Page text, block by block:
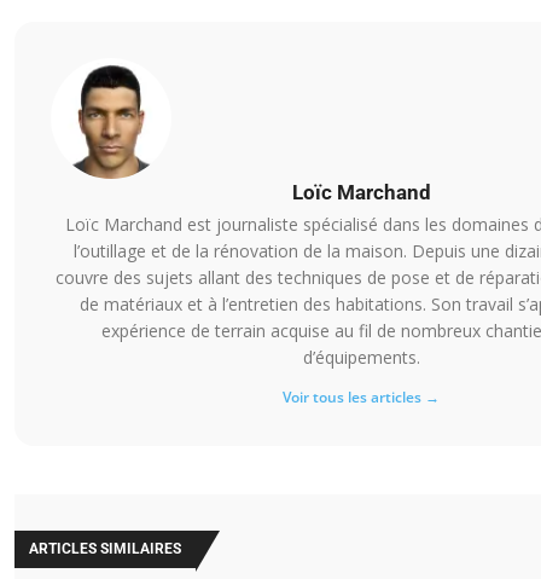
Loïc Marchand
Loïc Marchand est journaliste spécialisé dans les domaines
l’outillage et de la rénovation de la maison. Depuis une
couvre des sujets allant des techniques de pose et de
de matériaux et à l’entretien des habitations. Son travail
expérience de terrain acquise au fil de nombreux
d’équipements.
Voir tous les articles →
ARTICLES SIMILAIRES